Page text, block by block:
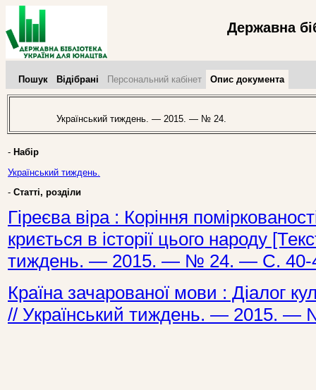
Державна
Пошук Відібрані Персональний кабінет Опис документа
Український тиждень. — 2015. — № 24.
- Набір
Український тиждень.
- Статті, розділи
Гіреєва віра : Коріння
криється в історії цього народу
тиждень. — 2015. — № 24. — С. 40-
Країна зачарованої мови : Діалог
// Український тиждень. — 2015.